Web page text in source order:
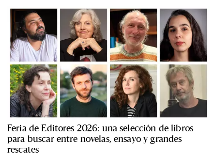
Feria de Editores 2026: una selección de libros
para buscar entre novelas, ensayo y grandes
rescates